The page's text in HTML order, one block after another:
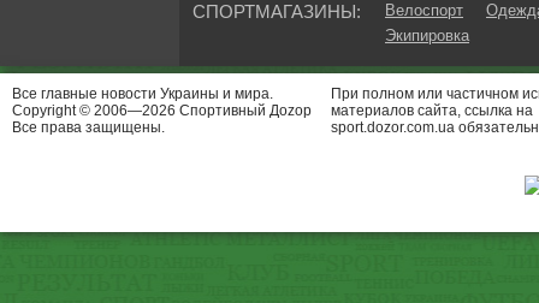
СПОРТМАГАЗИНЫ: Велоспорт
Экипировка
Все главные новости Украины и мира.
Copyright © 2006—2026 Спортивный Доzор
Все права защищены.
При полном или частичном
материалов сайта, ссылка на
sport.dozor.com.ua